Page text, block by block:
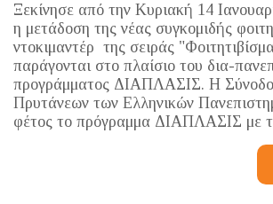
Ξεκίνησε από την Κυριακή 14
η μετάδοση της νέας συγκομιδής
ντοκιμαντέρ της σειράς
παράγονται στο πλαίσιο του δια-
προγράμματος ΔΙΑΠΛΑΣΙΣ. Η
Πρυτάνεων των Ελληνικών
φέτος το πρόγραμμα ΔΙΑΠΛΑΣΙΣ με